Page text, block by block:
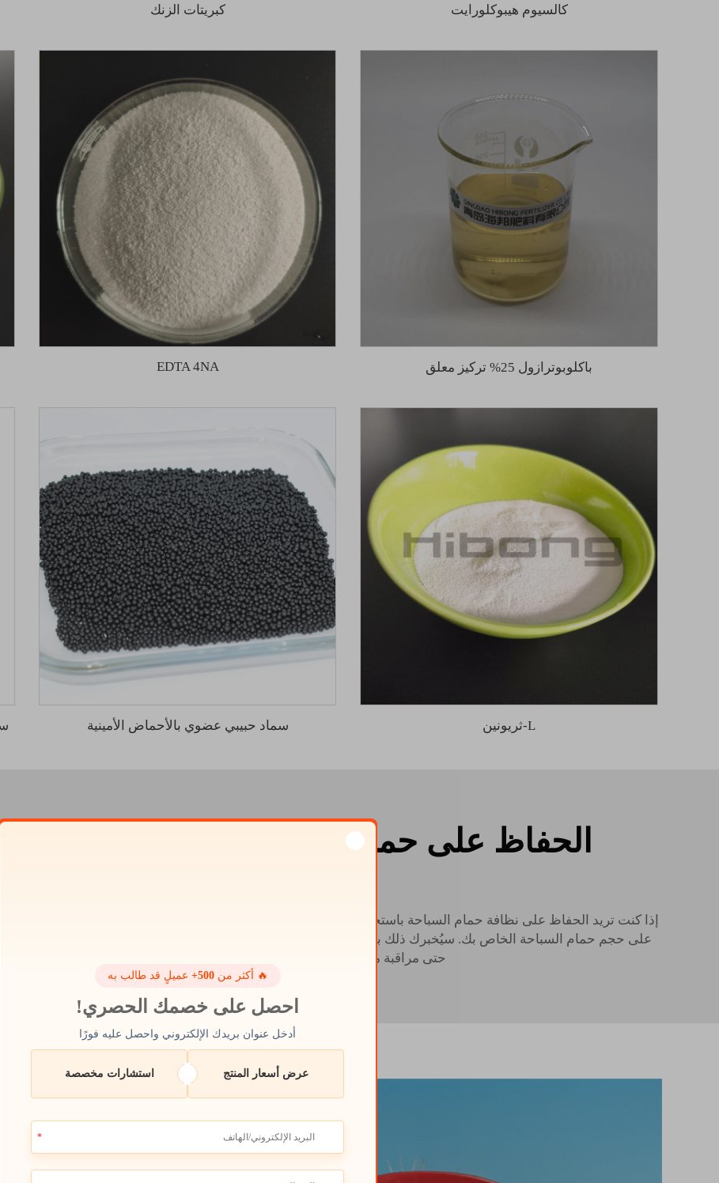
كالسيوم هيبوكلورايت كبريتات الزنك
باكلوبوترازول 25% تركيز معلق EDTA 4NA
L-ثريونين سماد حبيبي عضوي بالأحماض الأمينية
الحفاظ على حمام سباحة نظيف وواضح
إذا كنت تريد الحفاظ على نظافة حمام السباحة باستخدام الكلوريد الكالسيومي، تحتاج إلى إضافته إلى ماء حمام السباحة
على حجم حمام السباحة الخاص بك. سيُخبرك ذلك بمستويات الكلور في ماء حمام السباحة، والتي يجب عليك التحقق منها
حتى مراقبة مستويات الكلور وpH في الماء باستخدام مجموعة اختبار مخصصة لحمامات السباحة.
أهمية استخدام
بشكل صحيح
من الضروري التعامل بحذر مع
🔥 أكثر من500+ عميلٍ قد طالب به
احصل على خصمك الحصري!
أدخل عنوان بريدك الإلكتروني واحصل عليه فورًا
عرض أسعار المنتج استشارات مخصصة